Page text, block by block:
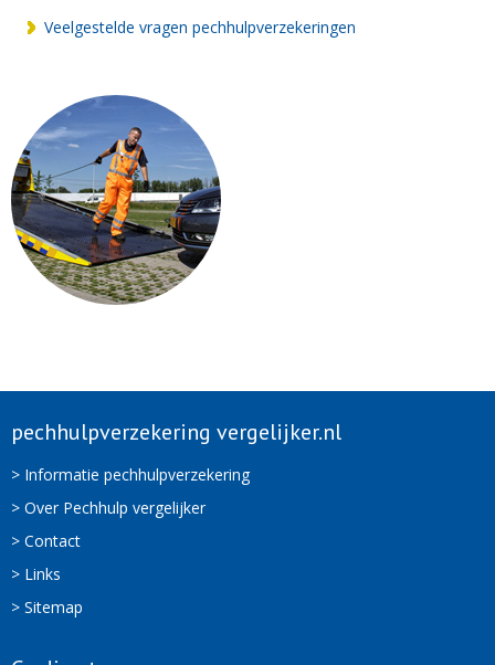
Veelgestelde vragen pechhulpverzekeringen
pechhulpverzekering vergelijker.nl
> Informatie pechhulpverzekering
> Over Pechhulp vergelijker
> Contact
> Links
> Sitemap